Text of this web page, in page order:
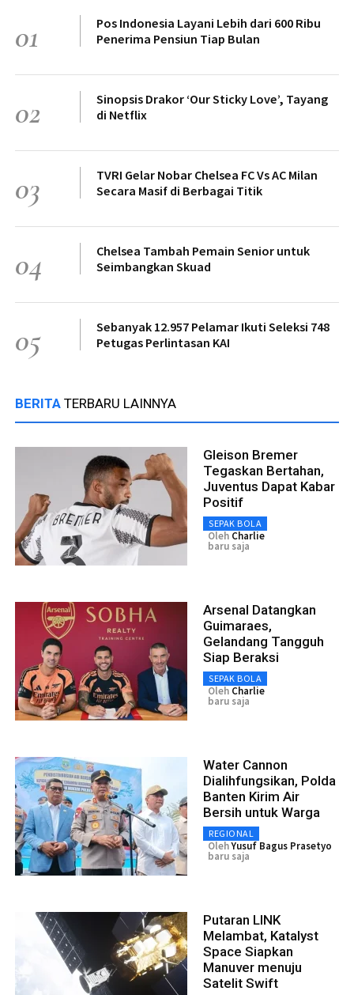
01
Pos Indonesia Layani Lebih dari 600 Ribu
Penerima Pensiun Tiap Bulan
02
Sinopsis Drakor ‘Our Sticky Love’, Tayang
di Netflix
03
TVRI Gelar Nobar Chelsea FC Vs AC Milan
Secara Masif di Berbagai Titik
04
Chelsea Tambah Pemain Senior untuk
Seimbangkan Skuad
05
Sebanyak 12.957 Pelamar Ikuti Seleksi 748
Petugas Perlintasan KAI
BERITA TERBARU LAINNYA
Gleison Bremer
Tegaskan Bertahan,
Juventus Dapat Kabar
Positif
SEPAK BOLA
Oleh Charlie
baru saja
Arsenal Datangkan
Guimaraes,
Gelandang Tangguh
Siap Beraksi
SEPAK BOLA
Oleh Charlie
baru saja
Water Cannon
Dialihfungsikan, Polda
Banten Kirim Air
Bersih untuk Warga
REGIONAL
OlehYusuf Bagus Prasetyo
baru saja
Putaran LINK
Melambat, Katalyst
Space Siapkan
Manuver menuju
Satelit Swift